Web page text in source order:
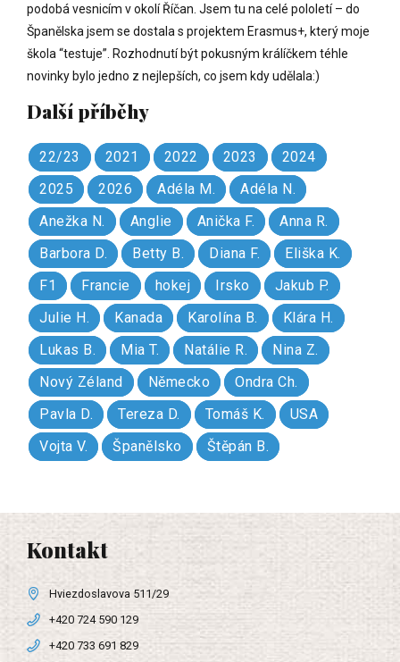
podobá vesnicím v okolí Říčan. Jsem tu na celé pololetí – do
Španělska jsem se dostala s projektem Erasmus+, který moje
škola “testuje”. Rozhodnutí být pokusným králíčkem téhle
novinky bylo jedno z nejlepších, co jsem kdy udělala:)
Další příběhy
22/23 2021 2022 2023
2024
2025
2026 Adéla M.
Adéla N.
Anežka N.
Anglie Anička F.
Anna R.
Barbora D.
Betty B. Diana F.
Eliška K.
F1
Francie hokej Irsko
Jakub P.
Julie H.
Kanada Karolína B.
Klára H.
Lukas B.
Mia T. Natálie R.
Nina Z.
Nový Zéland
Německo
Ondra Ch.
Pavla D.
Tereza D. Tomáš K.
USA
Vojta V.
Španělsko Štěpán B.
Kontakt
Hviezdoslavova 511/29
+420 724 590 129
+420 733 691 829